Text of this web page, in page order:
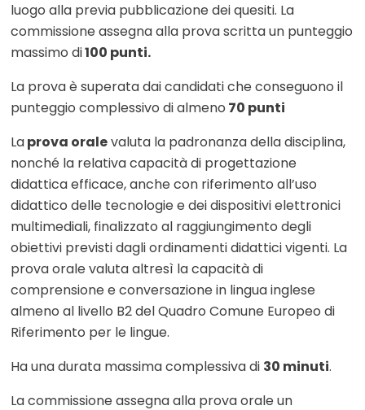
luogo alla previa pubblicazione dei quesiti. La
commissione assegna alla prova scritta un punteggio
massimo di100 punti.
La prova è superata dai candidati che conseguono il
punteggio complessivo di almeno 70 punti
Laprova oralevaluta la padronanza della disciplina,
nonché la relativa capacità di progettazione
didattica efficace, anche con riferimento all’uso
didattico delle tecnologie e dei dispositivi elettronici
multimediali, finalizzato al raggiungimento degli
obiettivi previsti dagli ordinamenti didattici vigenti. La
prova orale valuta altresì la capacità di
comprensione e conversazione in lingua inglese
almeno al livello B2 del Quadro Comune Europeo di
Riferimento per le lingue.
Ha una durata massima complessiva di 30 minuti.
La commissione assegna alla prova orale un